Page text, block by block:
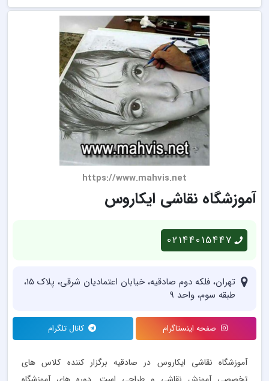
https://www.mahvis.net
آموزشگاه نقاشی ایکاروس
02144015447
تهران، فلکه دوم صادقیه، خیابان اعتمادیان شرقی، پلاک ۱۵،
طبقه سوم، واحد ۹
صفحه اینستاگرام کانال تلگرام
آموزشگاه نقاشی ایکاروس در صادقیه برگزار کننده کلاس های